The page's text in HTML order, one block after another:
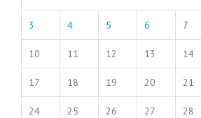
3 4 5 6 7
10 11 12 13 14
17 18 19 20 21
24 25 26 27 28